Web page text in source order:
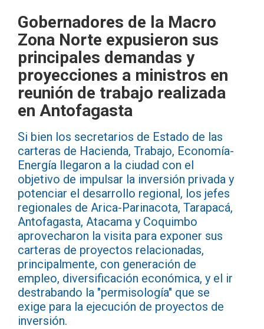
Gobernadores de la Macro
Zona Norte expusieron sus
principales demandas y
proyecciones a ministros en
reunión de trabajo realizada
en Antofagasta
Si bien los secretarios de Estado de las
carteras de Hacienda, Trabajo, Economía-
Energía llegaron a la ciudad con el
objetivo de impulsar la inversión privada y
potenciar el desarrollo regional, los jefes
regionales de Arica-Parinacota, Tarapacá,
Antofagasta, Atacama y Coquimbo
aprovecharon la visita para exponer sus
carteras de proyectos relacionadas,
principalmente, con generación de
empleo, diversificación económica, y el ir
destrabando la "permisología" que se
exige para la ejecución de proyectos de
inversión.